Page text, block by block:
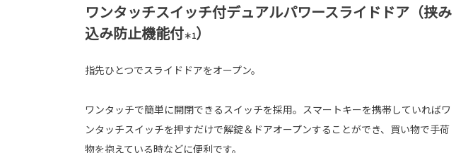
ワンタッチスイッチ付デュアルパワースライドドア（挟み
込み防止機能付＊1）
指先ひとつでスライドドアをオープン。
ワンタッチで簡単に開閉できるスイッチを採用。スマートキーを携帯していればワ
ンタッチスイッチを押すだけで解錠＆ドアオープンすることができ、買い物で手荷
物を抱えている時などに便利です。